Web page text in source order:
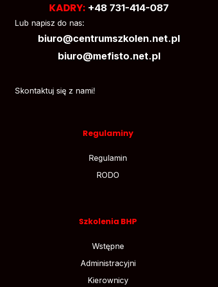
KADRY: +48 731-414-087
Lub napisz do nas:
biuro@centrumszkolen.net.pl
biuro@mefisto.net.pl
Skontaktuj się z nami!
Regulaminy
Regulamin
RODO
Szkolenia BHP
Wstępne
Administracyjni
Kierownicy